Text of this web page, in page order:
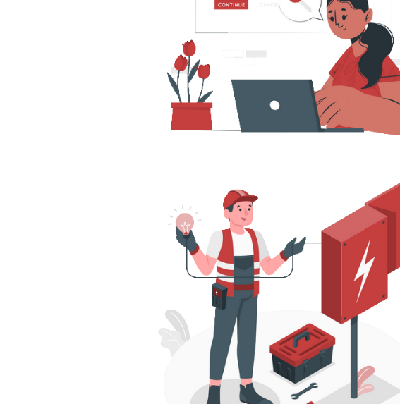
SQL Server - Como desbloquear um
trocar/resetar a senha